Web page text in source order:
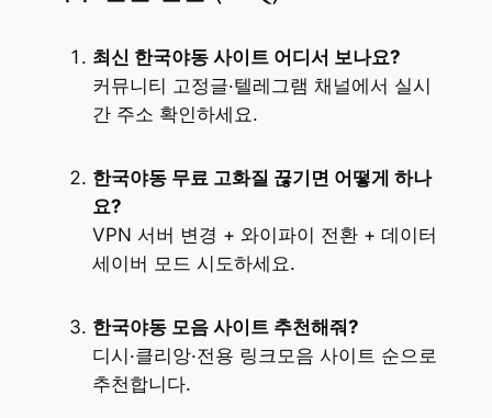
최신 한국야동 사이트 어디서 보나요?
커뮤니티 고정글·텔레그램 채널에서 실시
간 주소 확인하세요.
한국야동 무료 고화질 끊기면 어떻게 하나
요?
VPN 서버 변경 + 와이파이 전환 + 데이터
세이버 모드 시도하세요.
한국야동 모음 사이트 추천해줘?
디시·클리앙·전용 링크모음 사이트 순으로
추천합니다.